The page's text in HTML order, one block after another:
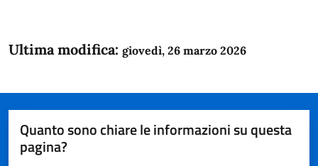
Ultima modifica: giovedì, 26 marzo 2026
Quanto sono chiare le informazioni su questa
pagina?